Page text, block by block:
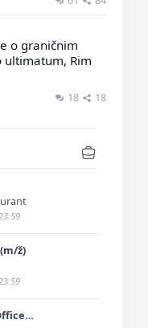
o graničnim
Rim
18 18
ž)